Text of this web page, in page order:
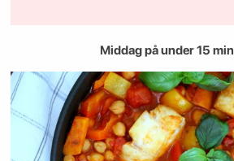
Middag på under 15